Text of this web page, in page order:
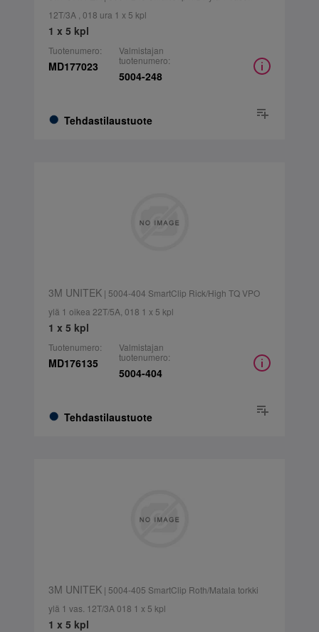
12T/3A , 018 ura 1 x 5 kpl
1 x 5 kpl
Tuotenumero:
MD177023
Tehdastilaustuote
Valmistajan
tuotenumero:
5004-248
3M UNITEK| 5004-404 SmartClip Rick/High TQ VPO
ylä 1 oikea 22T/5A, 018 1 x 5 kpl
1 x 5 kpl
Tuotenumero:
MD176135
Tehdastilaustuote
Valmistajan
tuotenumero:
5004-404
3M UNITEK| 5004-405 SmartClip Roth/Matala torkki
ylä 1 vas. 12T/3A 018 1 x 5 kpl
1 x 5 kpl